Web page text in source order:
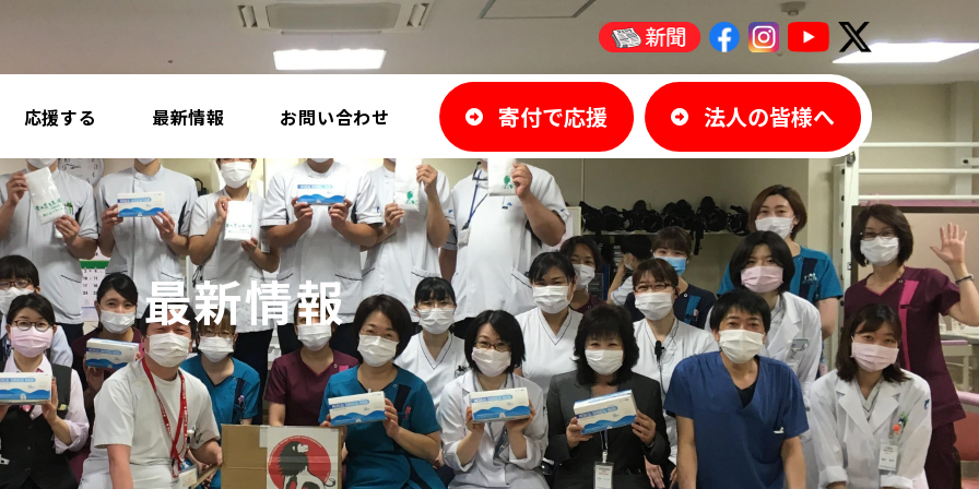
応援する 最新情報 お問い合わせ 寄付で応援 法人の皆様へ
最新情報